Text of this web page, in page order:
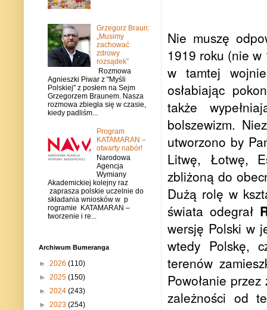
Nie muszę
1919 roku (nie
w tamtej
osłabiając
także
bolszewizm.
utworzono by
Litwę, Łotwę,
zbliżoną do
Dużą rolę w
świata odegrał
wersję Polski w
wtedy Polskę,
terenów
Powołanie
zależności od
Grzegorz Braun:
„Musimy
zachować
zdrowy
rozsądek”
Rozmowa
Agnieszki Piwar z "Myśli
Polskiej" z posłem na Sejm
Grzegorzem Braunem. Nasza
rozmowa zbiegła się w czasie,
kiedy padliśm...
Program
KATAMARAN –
otwarty nabór!
Narodowa
Agencja
Wymiany
Akademickiej kolejny raz
zaprasza polskie uczelnie do
składania wniosków w p
rogramie KATAMARAN –
tworzenie i re...
Archiwum Bumeranga
► 2026 (110)
► 2025 (150)
► 2024 (243)
► 2023 (254)